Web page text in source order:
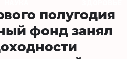
полугодия
фонд занял